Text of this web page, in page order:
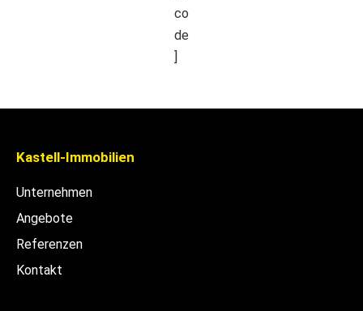
co
de
]
Kastell-Immobilien
Unternehmen
Angebote
Referenzen
Kontakt